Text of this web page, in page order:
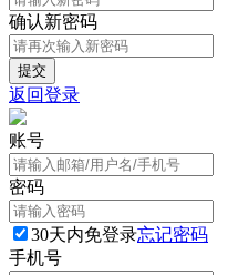
确认新密码
返回登录
账号
密码
30天内免登录忘记密码
手机号